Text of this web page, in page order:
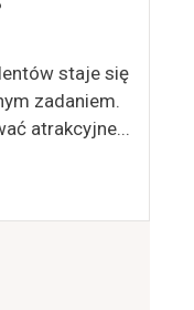
staje się
zadaniem.
atrakcyjne...